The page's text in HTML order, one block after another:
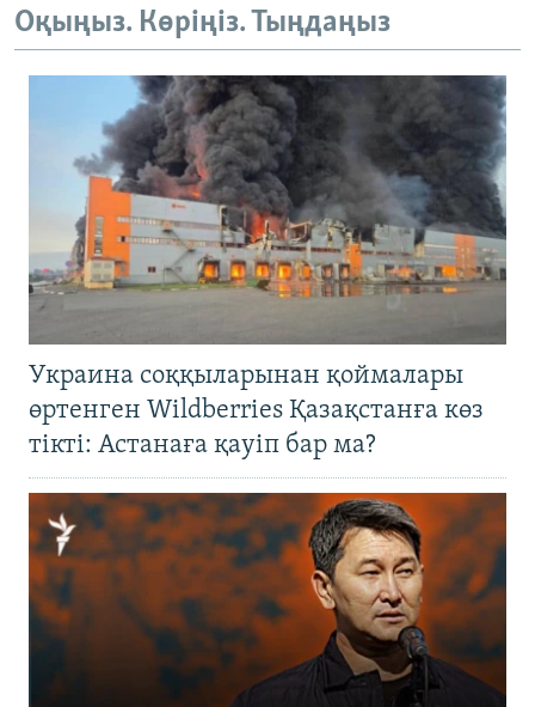
Оқыңыз. Көріңіз. Тыңдаңыз
Украина соққыларынан қоймалары
өртенген Wildberries Қазақстанға көз
тікті: Астанаға қауіп бар ма?